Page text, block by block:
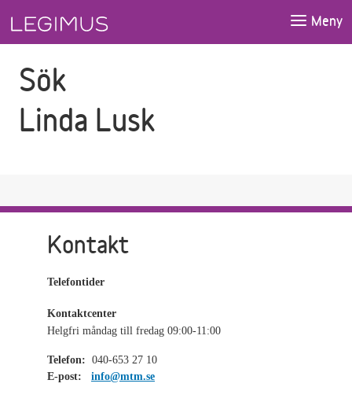
Meny
Sök
Linda Lusk
Kontakt
Telefontider
Kontaktcenter
Helgfri måndag till fredag 09:00-11:00
Telefon: 040-653 27 10
E-post:
info@mtm.se